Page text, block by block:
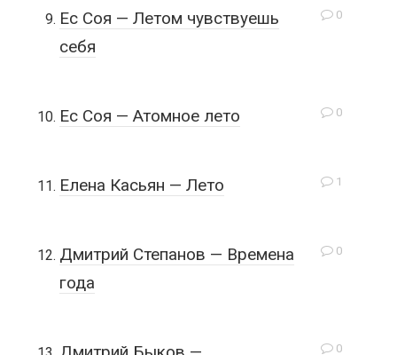
0
Ес Соя — Летом чувствуешь
себя
0
Ес Соя — Атомное лето
1
Елена Касьян — Лето
0
Дмитрий Степанов — Времена
года
0